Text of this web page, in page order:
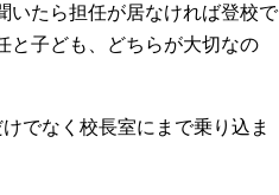
いたら担任が居なければ登校で
と子ども、どちらが大切なの
でなく校長室にまで乗り込ま